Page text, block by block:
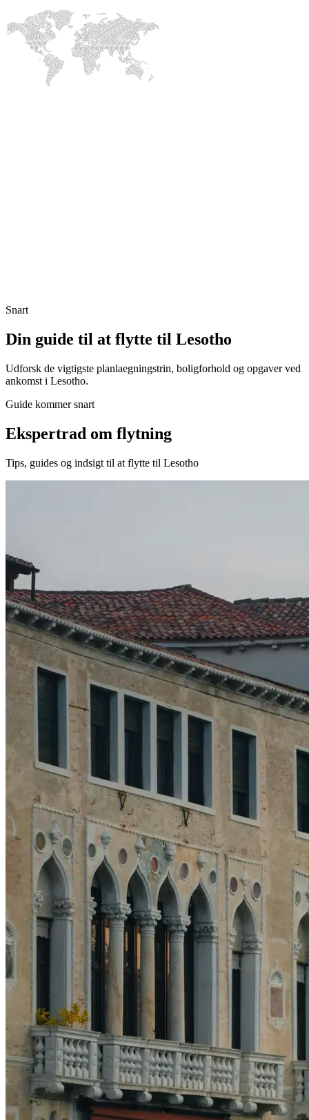
Snart
Din guide til at flytte til Lesotho
Udforsk de vigtigste planlaegningstrin, boligforhold og opgaver ved
ankomst i Lesotho.
Guide kommer snart
Ekspertrad om flytning
Tips, guides og indsigt til at flytte til Lesotho